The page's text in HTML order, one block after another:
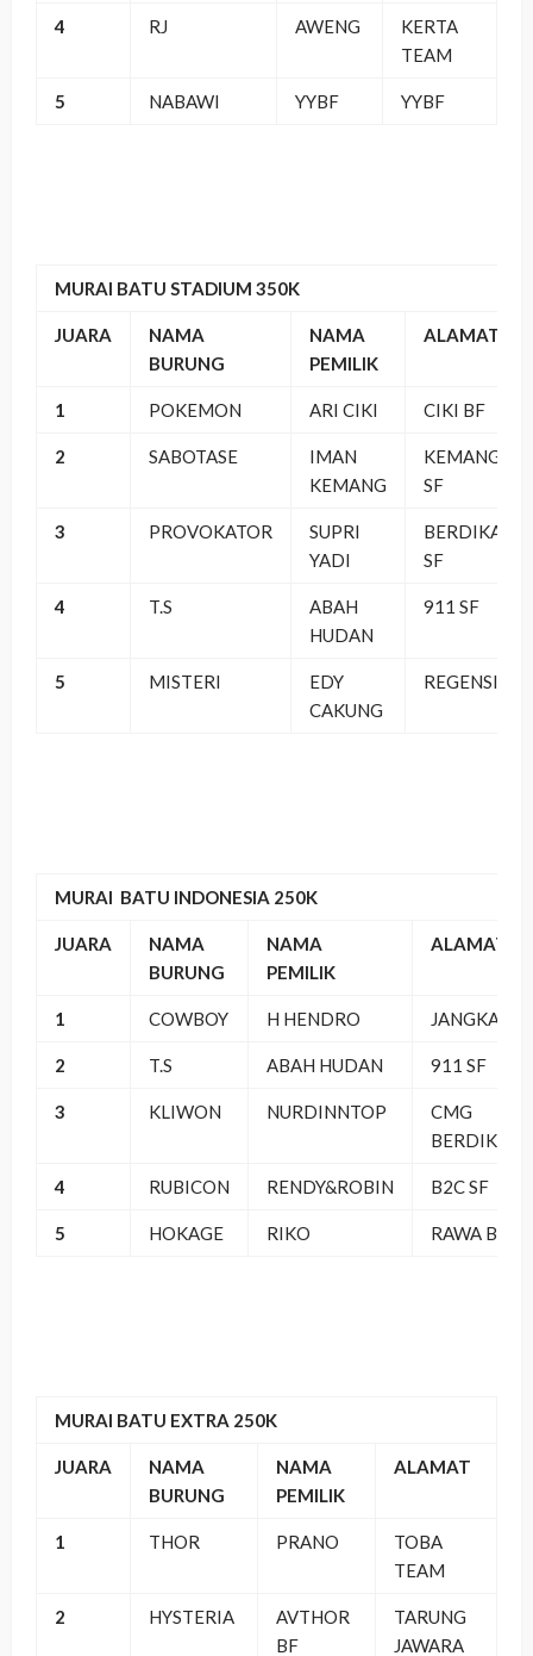
4 RJ AWENG
KERTA
TEAM
5 NABAWI YYBF YYBF
MURAI BATU STADIUM 350K
JUARA
NAMA
BURUNG
NAMA
PEMILIK
ALAMAT
1 POKEMON ARI CIKI CIKI BF
2 SABOTASE
IMAN
KEMANG
KEMANG
SF
3 PROVOKATOR
SUPRI
YADI
BERDIKARI
SF
4 T.S
ABAH
HUDAN
911 SF
5 MISTERI
EDY
CAKUNG
REGENSI
MURAI BATU INDONESIA 250K
JUARA
NAMA
BURUNG
NAMA
PEMILIK
ALAMAT
1 COWBOY H HENDRO JANGKAR
2 T.S ABAH HUDAN 911 SF
3 KLIWON NURDINNTOP
CMG
4 RUBICON RENDY&ROBIN B2C SF
5 HOKAGE RIKO RAWA
MURAI BATU EXTRA 250K
JUARA
NAMA
BURUNG
NAMA
PEMILIK
ALAMAT
1 THOR PRANO
TOBA
TEAM
2 HYSTERIA
AVTHOR
BF
TARUNG
JAWARA